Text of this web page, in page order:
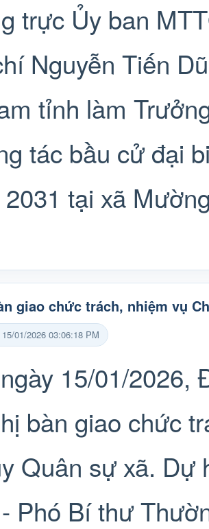
trực Ủy ban
Nguyễn Tiến
tỉnh làm
tác bầu cử đại
tại xã
giao chức trách, nhiệm vụ
01/2026 03:06:18 PM
15/01/2026,
bàn giao chức
Quân sự xã.
Phó Bí thư